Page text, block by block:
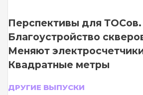
Перспективы для ТОСов.
Благоустройство
Меняют
Квадратные метры
ДРУГИЕ ВЫПУСКИ